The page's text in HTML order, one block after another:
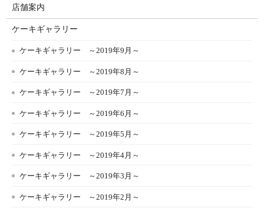
店舗案内
ケーキギャラリー
ケーキギャラリー ～2019年9月～
ケーキギャラリー ～2019年8月～
ケーキギャラリー ～2019年7月～
ケーキギャラリー ～2019年6月～
ケーキギャラリー ～2019年5月～
ケーキギャラリー ～2019年4月～
ケーキギャラリー ～2019年3月～
ケーキギャラリー ～2019年2月～